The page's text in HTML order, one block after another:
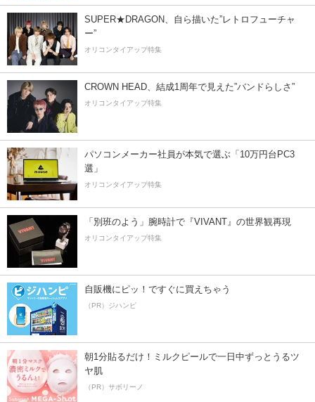
SUPER★DRAGON、自ら描いた”レトロフューチャ
ー”
オリコンタイアップ特集
CROWN HEAD、結成1周年で見えた”バンドらしさ”
オリコンタイアップ特集
パソコンメーカー社員が本気で選ぶ「10万円台PC3
選」
オリコンタイアップ特集
「別班のよう」腕時計で『VIVANT』の世界観再現
オリコンタイアップ特集
自販機にピッ！ですぐに買えちゃう
（PR）ジハンピ
朝1分貼るだけ！ミルクピールで一日中ずっとうるツ
ヤ肌
（PR）サボリーノ